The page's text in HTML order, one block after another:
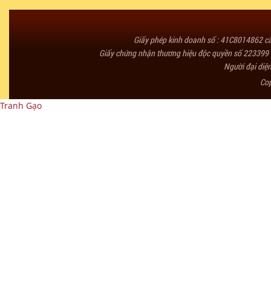
Giấy phép kinh doanh số : 41C8014862
Giấy chứng nhận thương hiệu độc quyền số
Người đại
Tranh Gạo